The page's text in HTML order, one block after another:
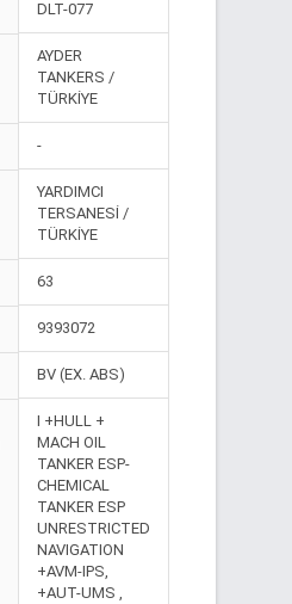
DLT-077
AYDER
TANKERS /
TÜRKİYE
-
YARDIMCI
TERSANESİ /
TÜRKİYE
63
9393072
BV (EX. ABS)
I +HULL +
MACH OIL
TANKER ESP-
CHEMICAL
TANKER ESP
UNRESTRICTED
NAVIGATION
+AVM-IPS,
+AUT-UMS ,